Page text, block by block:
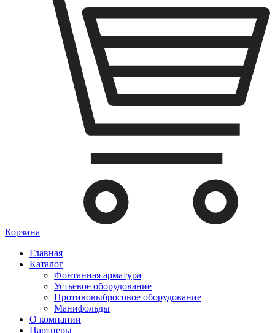
Корзина
Главная
Каталог
Фонтанная арматура
Устьевое оборудование
Противовыбросовое оборудование
Манифольды
О компании
Партнеры